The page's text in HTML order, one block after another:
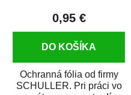
0,95 €
DO KOŠÍKA
Ochranná fólia od firmy
SCHULLER. Pri práci vo